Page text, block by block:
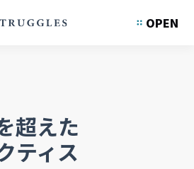
OPEN
超えた
ティス